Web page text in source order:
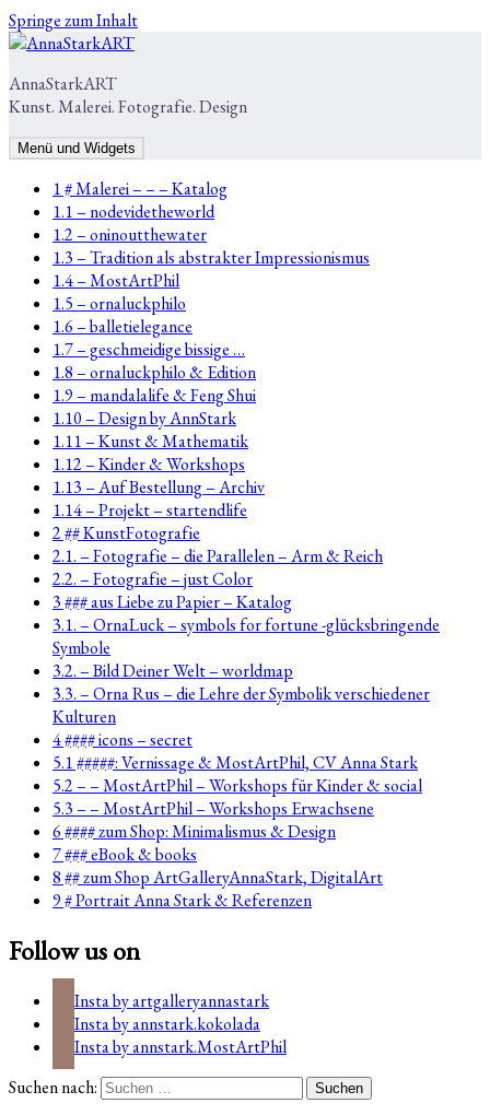
Springe zum Inhalt
AnnaStarkART
Kunst. Malerei. Fotografie. Design
Menü und Widgets
1 # Malerei – – – Katalog
1.1 – nodevidetheworld
1.2 – oninoutthewater
1.3 – Tradition als abstrakter Impressionismus
1.4 – MostArtPhil
1.5 – ornaluckphilo
1.6 – balletielegance
1.7 – geschmeidige bissige …
1.8 – ornaluckphilo & Edition
1.9 – mandalalife & Feng Shui
1.10 – Design by AnnStark
1.11 – Kunst & Mathematik
1.12 – Kinder & Workshops
1.13 – Auf Bestellung – Archiv
1.14 – Projekt – startendlife
2 ## KunstFotografie
2.1. – Fotografie – die Parallelen – Arm & Reich
2.2. – Fotografie – just Color
3 ### aus Liebe zu Papier – Katalog
3.1. – OrnaLuck – symbols for fortune -glücksbringende
Symbole
3.2. – Bild Deiner Welt – worldmap
3.3. – Orna Rus – die Lehre der Symbolik verschiedener
Kulturen
4 #### icons – secret
5.1 #####: Vernissage & MostArtPhil, CV Anna Stark
5.2 – – MostArtPhil – Workshops für Kinder & social
5.3 – – MostArtPhil – Workshops Erwachsene
6 #### zum Shop: Minimalismus & Design
7 ### eBook & books
8 ## zum Shop ArtGalleryAnnaStark, DigitalArt
9 # Portrait Anna Stark & Referenzen
Follow us on
Insta by artgalleryannastark
Insta by annstark.kokolada
Insta by annstark.MostArtPhil
Suchen nach: